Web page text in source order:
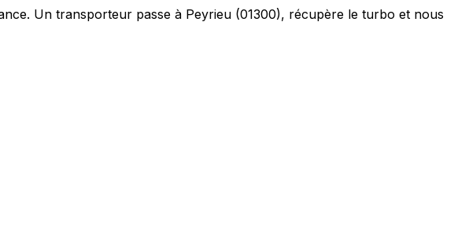
Un transporteur passe à Peyrieu (01300), récupère le turbo et nous